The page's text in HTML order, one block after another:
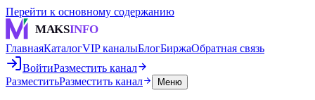
Перейти к основному содержанию
MAKSINFO
ГлавнаяКаталогVIP каналыБлогБиржаОбратная связь
ВойтиРазместить канал
РазместитьРазместить канал Меню